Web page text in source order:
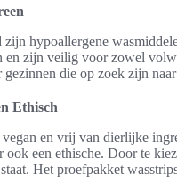
hypoallergene
zijn veilig voor zowel
die op zoek zijn
Ethisch
en vrij van dierlijke
een ethische. Door te
Het proefpakket